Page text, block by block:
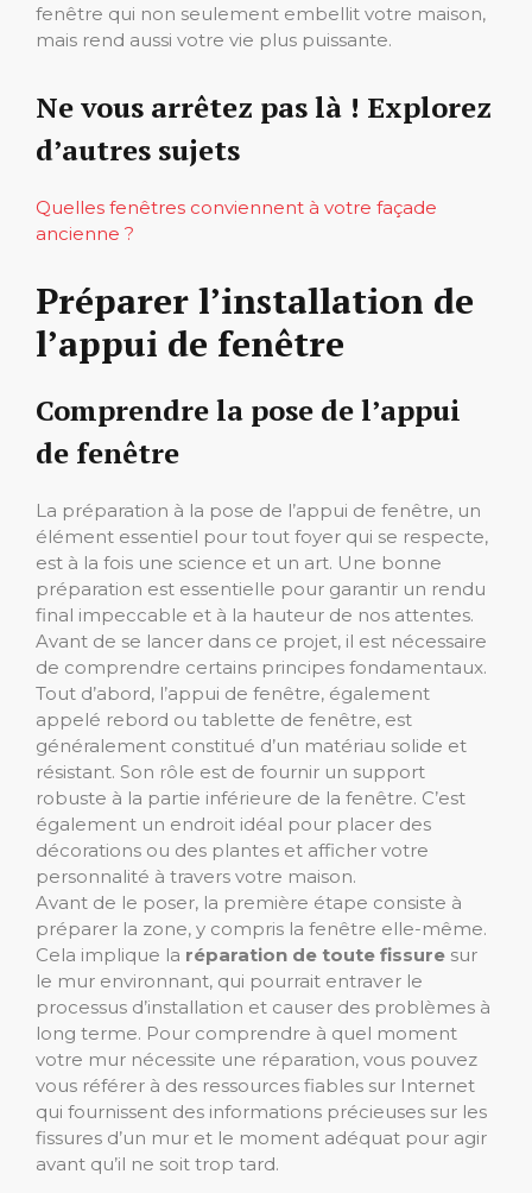
fenêtre qui non seulement embellit votre maison,
mais rend aussi votre vie plus puissante.
Ne vous arrêtez pas là ! Explorez
d’autres sujets
Quelles fenêtres conviennent à votre façade
ancienne ?
Préparer l’installation de
l’appui de fenêtre
Comprendre la pose de l’appui
de fenêtre
La préparation à la pose de l’appui de fenêtre, un
élément essentiel pour tout foyer qui se respecte,
est à la fois une science et un art. Une bonne
préparation est essentielle pour garantir un rendu
final impeccable et à la hauteur de nos attentes.
Avant de se lancer dans ce projet, il est nécessaire
de comprendre certains principes fondamentaux.
Tout d’abord, l’appui de fenêtre, également
appelé rebord ou tablette de fenêtre, est
généralement constitué d’un matériau solide et
résistant. Son rôle est de fournir un support
robuste à la partie inférieure de la fenêtre. C’est
également un endroit idéal pour placer des
décorations ou des plantes et afficher votre
personnalité à travers votre maison.
Avant de le poser, la première étape consiste à
préparer la zone, y compris la fenêtre elle-même.
Cela implique la réparation de toute fissure sur
le mur environnant, qui pourrait entraver le
processus d’installation et causer des problèmes à
long terme. Pour comprendre à quel moment
votre mur nécessite une réparation, vous pouvez
vous référer à des ressources fiables sur Internet
qui fournissent des informations précieuses sur les
fissures d’un mur et le moment adéquat pour agir
avant qu’il ne soit trop tard.